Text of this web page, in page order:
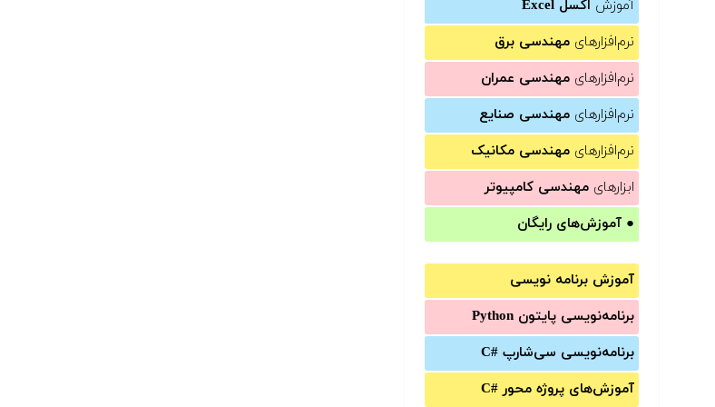
آموزش اکسل Excel
نرم‌افزارهای مهندسی برق
نرم‌افزارهای مهندسی عمران
نرم‌افزارهای مهندسی صنایع
نرم‌افزارهای مهندسی مکانیک
ابزارهای مهندسی کامپیوتر
● آموزش‌های رایگان
آموزش برنامه نویسی
برنامه‌نویسی پایتون Python
برنامه‌‌نویسی سی‌شارپ C#‎
آموزش‌های پروژه محور #C